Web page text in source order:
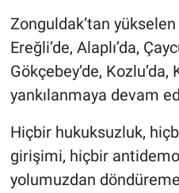
Zonguldak’tan
Ereğli’de, Alaplı’da,
Gökçebey’de,
yankılanmaya devam
Hiçbir hukuksuzluk,
girişimi, hiçbir
yolumuzdan